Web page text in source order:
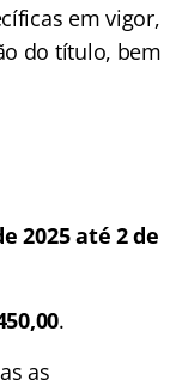
em vigor,
do título, bem
2025 até 2 de
.
as